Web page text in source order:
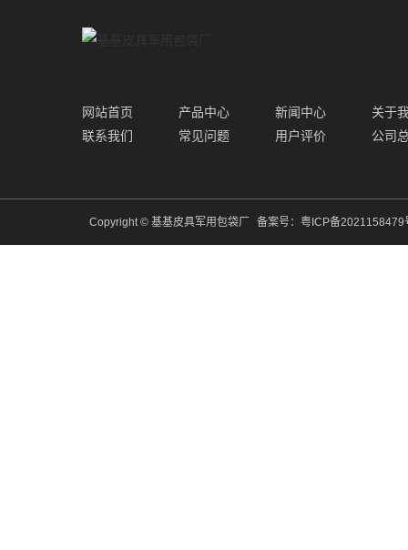
网站首页 产品中心 新闻中心
关于
联系我们
常见问题 用户评价 公司
Copyright © 基基皮具军用包袋厂 备案号： 粤ICP备2021158479